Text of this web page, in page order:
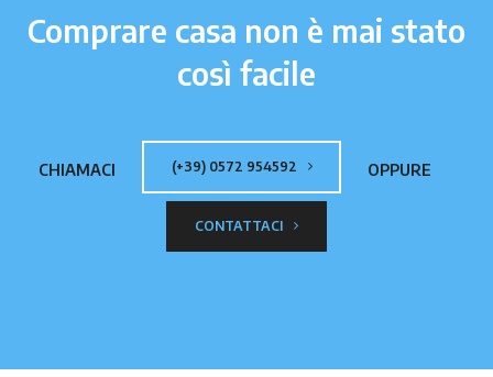
Comprare casa non è mai stato
così facile
CHIAMACI (+39) 0572 954592 OPPURE
CONTATTACI